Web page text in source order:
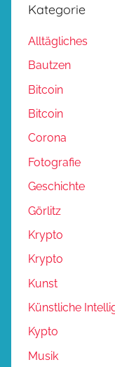
Kategorie
Alltägliches
Bautzen
Bitcoin
Bitcoin
Corona
Fotografie
Geschichte
Görlitz
Krypto
Krypto
Kunst
Künstliche
Kypto
Musik